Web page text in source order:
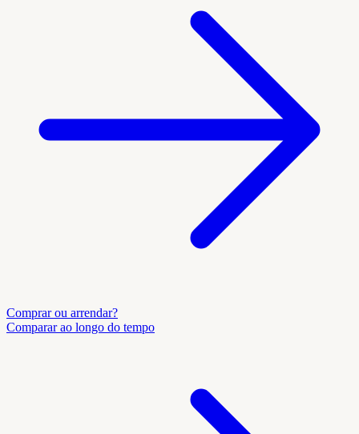
Comprar ou arrendar?
Comparar ao longo do tempo